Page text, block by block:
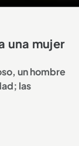
una mujer
un hombre
las